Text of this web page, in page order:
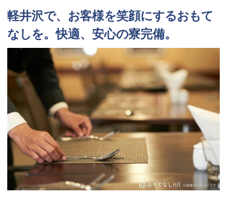
軽井沢で、お客様を笑顔にするおもて
なしを。快適、安心の寮完備。